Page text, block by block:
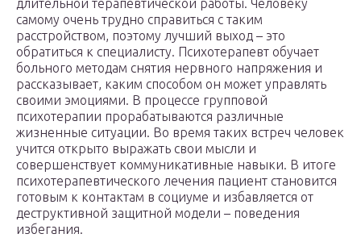
длительной терапевтической работы. Человеку
самому очень трудно справиться с таким
расстройством, поэтому лучший выход – это
обратиться к специалисту. Психотерапевт обучает
больного методам снятия нервного напряжения и
рассказывает, каким способом он может управлять
своими эмоциями. В процессе групповой
психотерапии прорабатываются различные
жизненные ситуации. Во время таких встреч человек
учится открыто выражать свои мысли и
совершенствует коммуникативные навыки. В итоге
психотерапевтического лечения пациент становится
готовым к контактам в социуме и избавляется от
деструктивной защитной модели – поведения
избегания.